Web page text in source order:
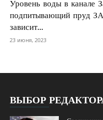
Уровень воды в канале
подпитывающий пруд
зависит...
23 июня, 2023
ВЫБОР